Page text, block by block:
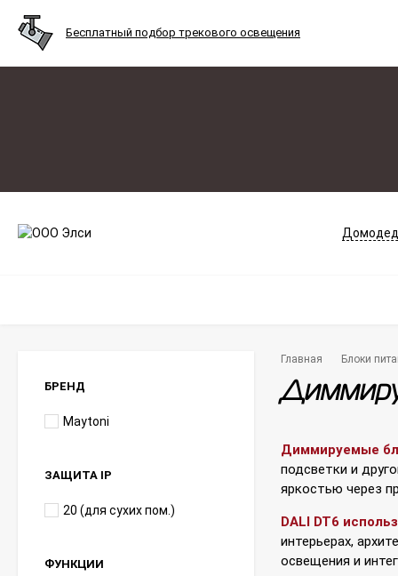
Бесплатный подбор трекового освещения
Главная Блоки
Диммируемые
подсветки и
яркостью через
DALI DT6
интерьерах,
освещения и
БРЕНД
Maytoni
ЗАЩИТА IP
20 (для сухих пом.)
ФУНКЦИИ